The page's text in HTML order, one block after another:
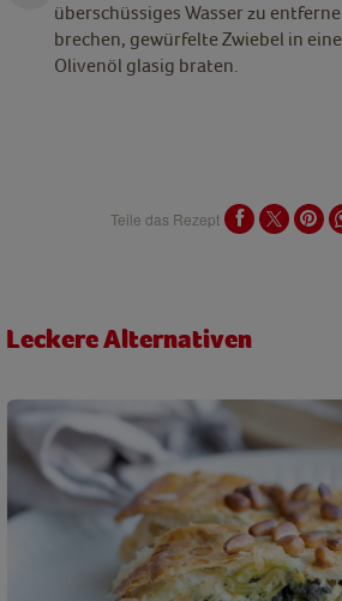
überschüssiges Wasser zu
brechen, gewürfelte Zwiebel in
Olivenöl glasig braten.
Teile das Rezept
Leckere Alternativen